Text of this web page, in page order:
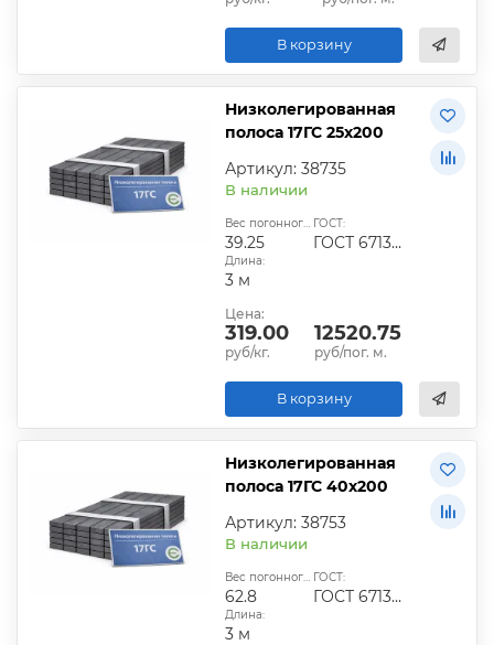
В корзину
Низколегированная
полоса 17ГС 25х200
Артикул: 38735
В наличии
Вес погонного метра, кг:
39.25
ГОСТ:
ГОСТ 6713-91
Длина:
3 м
Цена:
319.00
руб/кг.
12520.75
руб/пог. м.
В корзину
Низколегированная
полоса 17ГС 40х200
Артикул: 38753
В наличии
Вес погонного метра, кг:
62.8
ГОСТ:
ГОСТ 6713-91
Длина:
3 м